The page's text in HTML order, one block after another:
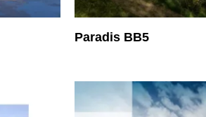
Paradis BB5